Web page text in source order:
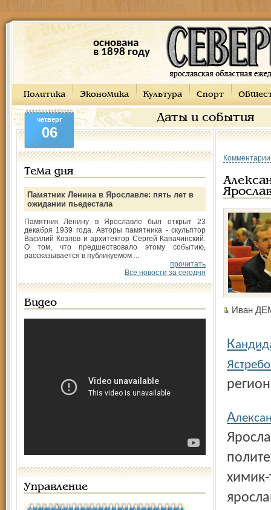
основана
в 1898 году
Политика Экономика Культура Спорт
Даты и события
четверг
06
Тема дня
Памятник Ленина в Ярославле: пять лет в
ожидании пьедестала
Памятник Ленину в Ярославле был открыт 23
декабря 1939 года. Авторы памятника - скульптор
Василий Козлов и архитектор Сергей Капачинский.
О том, что предшествовало этому событию,
рассказывается в публикуемом ...
прочитать
Все новости за сегодня
Видео
Управление
Иван
К
А
химик-